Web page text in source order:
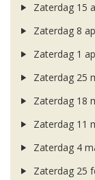
Zaterdag 15
Zaterdag 8
Zaterdag 1
Zaterdag 25
Zaterdag 18
Zaterdag 11
Zaterdag 4
Zaterdag 25